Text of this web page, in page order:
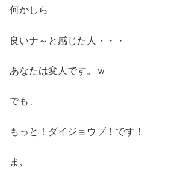
何かしら
良いナ～と感じた人・・・
あなたは変人です。ｗ
でも、
もっと！ダイジョウブ！です！
ま、